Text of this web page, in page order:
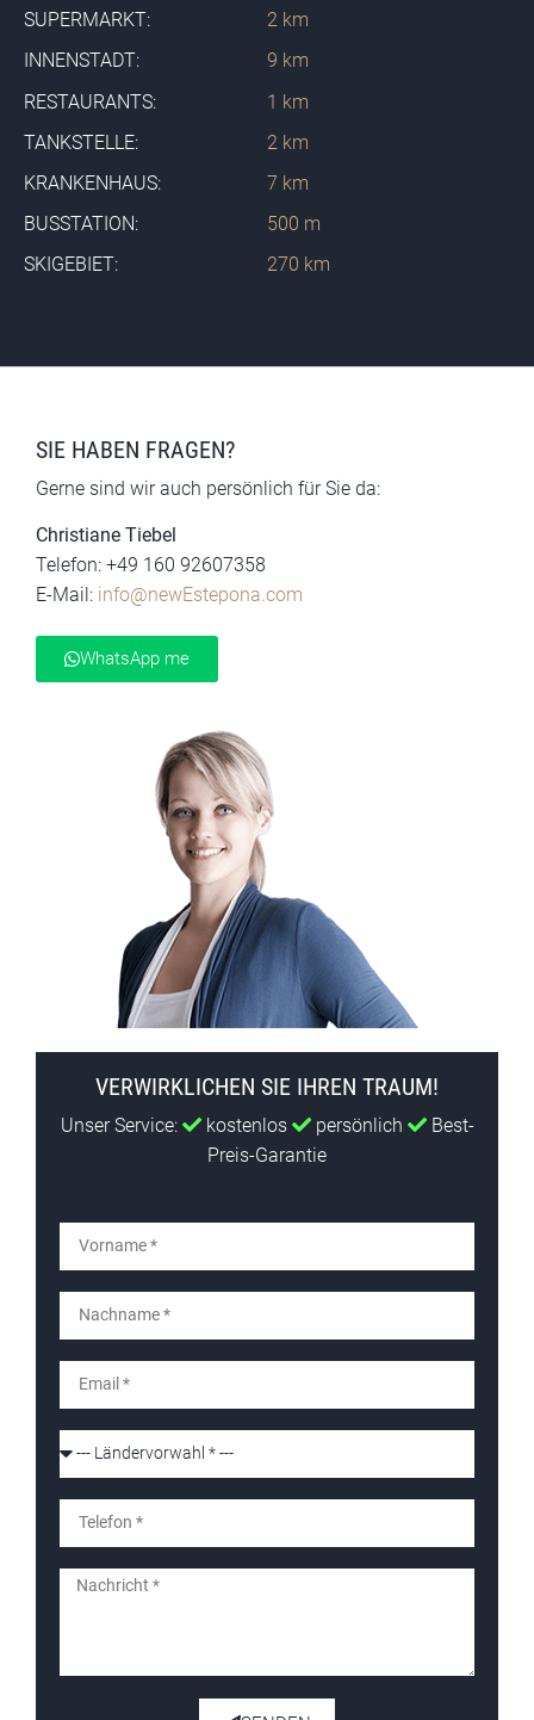
SIE HABEN FRAGEN?
Gerne sind wir auch persönlich für Sie da:
Christiane Tiebel
Telefon: +49 160 92607358
E-Mail: info@newEstepona.com
WhatsApp me
VERWIRKLICHEN SIE IHREN TRAUM!
Unser Service: kostenlos persönlich
Best-
Preis-Garantie
SUPERMARKT:
INNENSTADT:
2 km
9 km
RESTAURANTS:
TANKSTELLE:
KRANKENHAUS:
BUSSTATION:
SKIGEBIET:
1 km
2 km
7 km
500 m
270 km